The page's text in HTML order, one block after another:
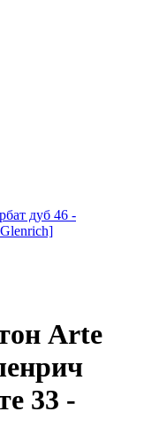
Arte
33 -